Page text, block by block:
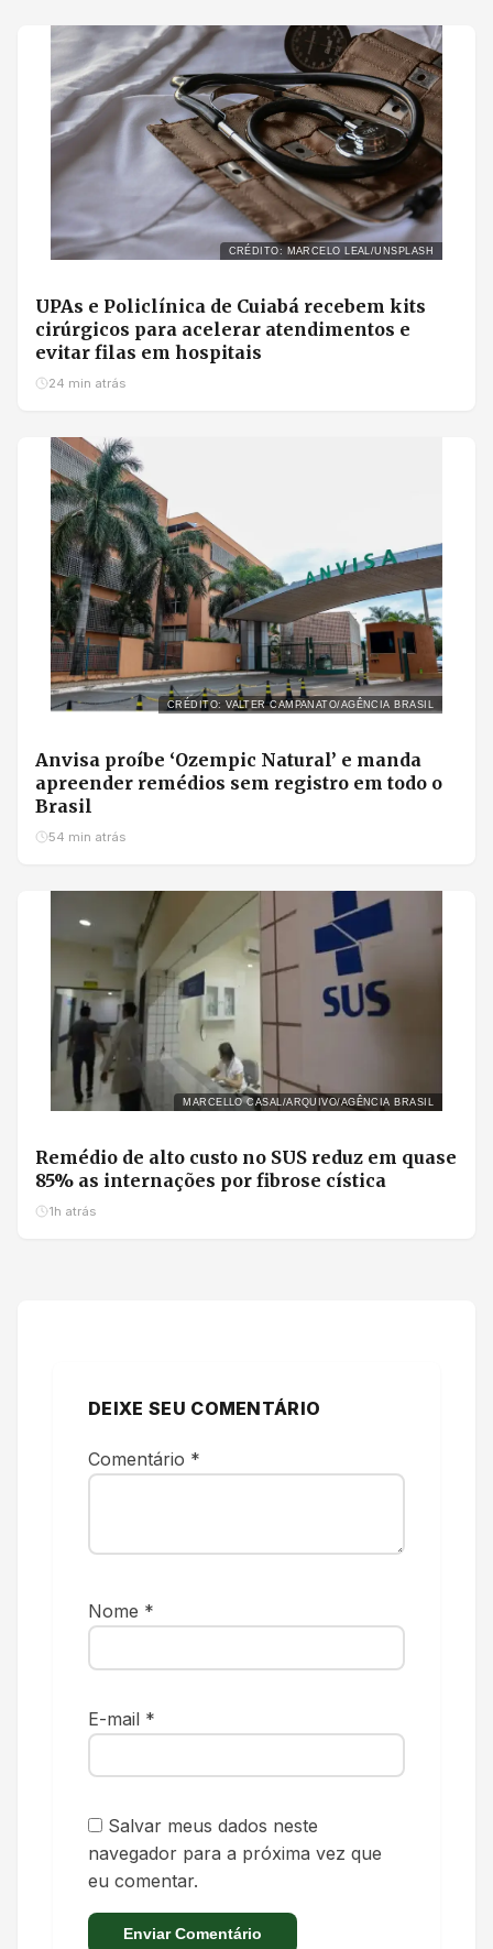
CRÉDITO: MARCELO LEAL/UNSPLASH
UPAs e Policlínica de Cuiabá recebem kits
cirúrgicos para acelerar atendimentos e
evitar filas em hospitais
24 min atrás
CRÉDITO: VALTER CAMPANATO/AGÊNCIA BRASIL
Anvisa proíbe ‘Ozempic Natural’ e manda
apreender remédios sem registro em todo o
Brasil
54 min atrás
MARCELLO CASAL/ARQUIVO/AGÊNCIA BRASIL
Remédio de alto custo no SUS reduz em quase
85% as internações por fibrose cística
1h atrás
DEIXE SEU COMENTÁRIO
Comentário *
Nome *
E-mail *
Salvar meus dados neste
navegador para a próxima vez que
eu comentar.